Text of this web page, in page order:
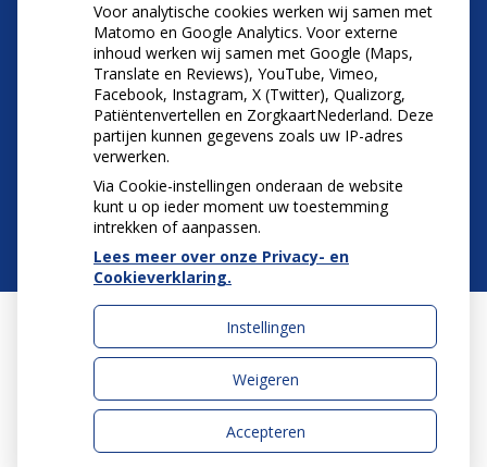
Uw Zorg Online|Beheer
Privacy verklaring Cookie-instellingen Voorwaarden
Voor analytische cookies werken wij samen met
Matomo en Google Analytics. Voor externe
inhoud werken wij samen met Google (Maps,
Translate en Reviews), YouTube, Vimeo,
Facebook, Instagram, X (Twitter), Qualizorg,
Patiëntenvertellen en ZorgkaartNederland. Deze
partijen kunnen gegevens zoals uw IP-adres
verwerken.
Via Cookie-instellingen onderaan de website
kunt u op ieder moment uw toestemming
intrekken of aanpassen.
Lees meer over onze Privacy- en
Cookieverklaring.
Instellingen
Weigeren
Accepteren